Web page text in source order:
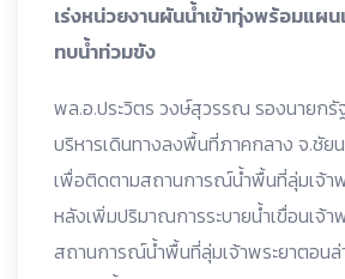
เร่งหน่วยงานผันน้ำเข้าทุ่งพร้อมแผ
ทบน้ำท่วมขัง
พล.อ.ประวิตร วงษ์สุวรรณ รองนายก
บริหารเดินทางลงพื้นที่ภาคกลาง จ.ชัยน
เพื่อติดตามสถานการณ์น้ำพื้นที่ลุ่มเจ้า
หลังเพิ่มปริมาณการระบายน้ำเขื่อนเจ้า
สถานการณ์น้ำพื้นที่ลุ่มเจ้าพระยาตอนล่